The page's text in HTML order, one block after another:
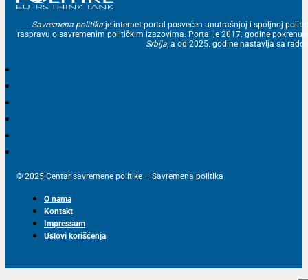
Savremena politika je internet portal posvećen unutrašnjoj i spoljnoj
raspravu o savremenim političkim izazovima. Portal je 2017. godine
Srbija, a od 2025. godine nastavlja sa
© 2025 Centar savremene politike – Savremena politika
O nama
Kontakt
Impressum
Uslovi korišćenja